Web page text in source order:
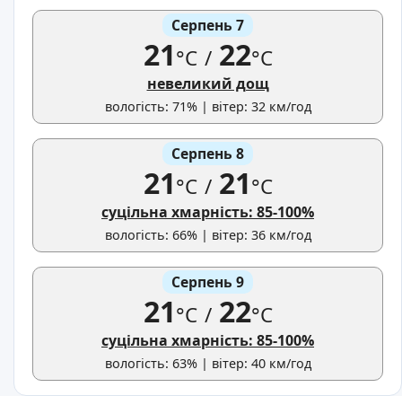
Серпень 7
21°C /22°C
невеликий дощ
вологість: 71% | вітер: 32 км/год
Серпень 8
21°C /21°C
суцільна хмарність: 85-100%
вологість: 66% | вітер: 36 км/год
Серпень 9
21°C /22°C
суцільна хмарність: 85-100%
вологість: 63% | вітер: 40 км/год